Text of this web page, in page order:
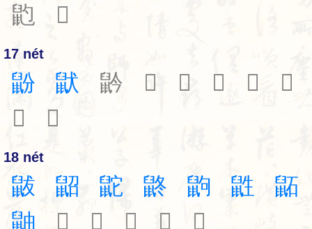
䶂 𪔼
17 nét
鼢 鼣 䶃 𪔻 𪔾 𪕁 𪕂
𪕄
𪕅
𪕆
18 nét
鼥 鼦 鼧 鼨 鼩 鼪
鼫
鼬
𪕋 𪕍 𪕎 𪕏 𬹭